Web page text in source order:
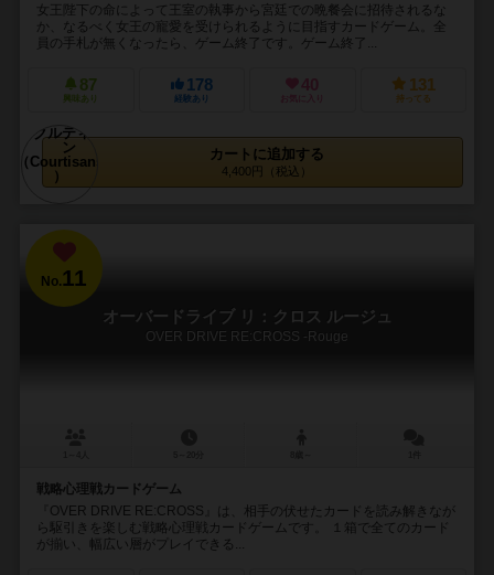
女王陛下の命によって王室の執事から宮廷での晩餐会に招待されるな
か、なるべく女王の寵愛を受けられるように目指すカードゲーム。全
員の手札が無くなったら、ゲーム終了です。ゲーム終了...
87
興味あり
178
経験あり
40
お気に入り
131
持ってる
カートに追加する
4,400円（税込）
No.11
オーバードライブ リ：クロス ルージュ
OVER DRIVE RE:CROSS -Rouge
戦略心理戦カードゲーム
『OVER DRIVE RE:CROSS』は、相手の伏せたカードを読み解きなが
ら駆引きを楽しむ戦略心理戦カードゲームです。 １箱で全てのカード
が揃い、幅広い層がプレイできる...